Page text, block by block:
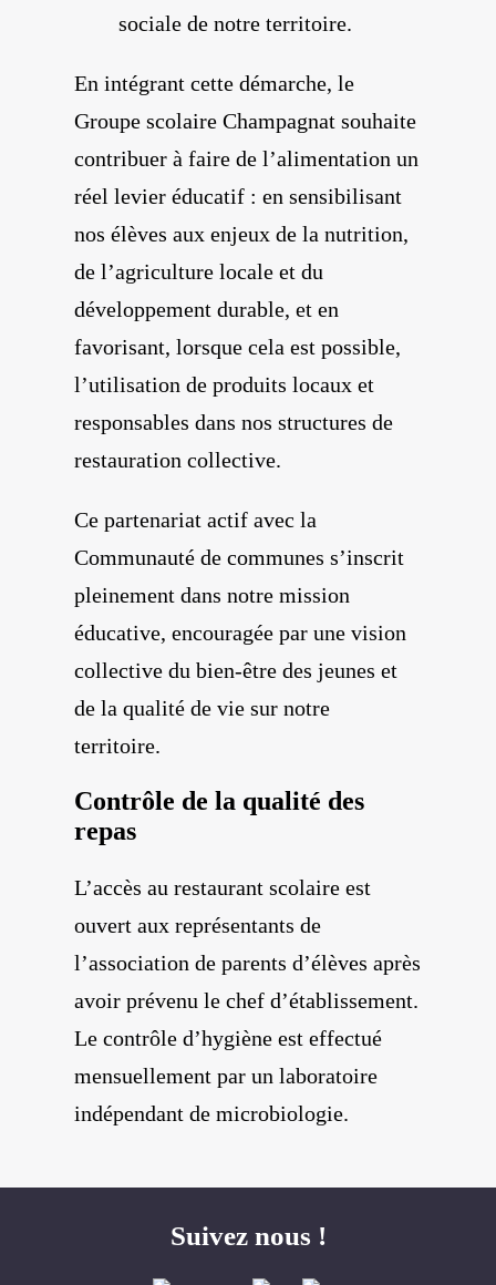
sociale de notre territoire.
En intégrant cette démarche, le
Groupe scolaire Champagnat souhaite
contribuer à faire de l’alimentation un
réel levier éducatif : en sensibilisant
nos élèves aux enjeux de la nutrition,
de l’agriculture locale et du
développement durable, et en
favorisant, lorsque cela est possible,
l’utilisation de produits locaux et
responsables dans nos structures de
restauration collective.
Ce partenariat actif avec la
Communauté de communes s’inscrit
pleinement dans notre mission
éducative, encouragée par une vision
collective du bien-être des jeunes et
de la qualité de vie sur notre
territoire.
Contrôle de la qualité des
repas
L’accès au restaurant scolaire est
ouvert aux représentants de
l’association de parents d’élèves après
avoir prévenu le chef d’établissement.
Le contrôle d’hygiène est effectué
mensuellement par un laboratoire
indépendant de microbiologie.
Suivez nous !